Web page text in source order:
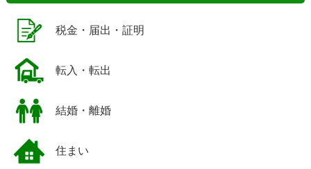
税金・届出・証明
転入・転出
結婚・離婚
住まい